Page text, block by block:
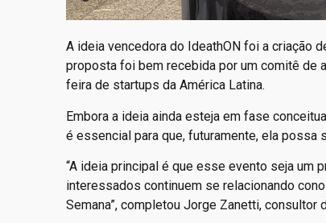
A ideia vencedora do IdeathON foi a criação
proposta foi bem recebida por um comitê de
feira de startups da América Latina.
Embora a ideia ainda esteja em fase
é essencial para que, futuramente, ela possa
“A ideia principal é que esse evento seja um
interessados continuem se relacionando
Semana”, completou Jorge Zanetti, consultor